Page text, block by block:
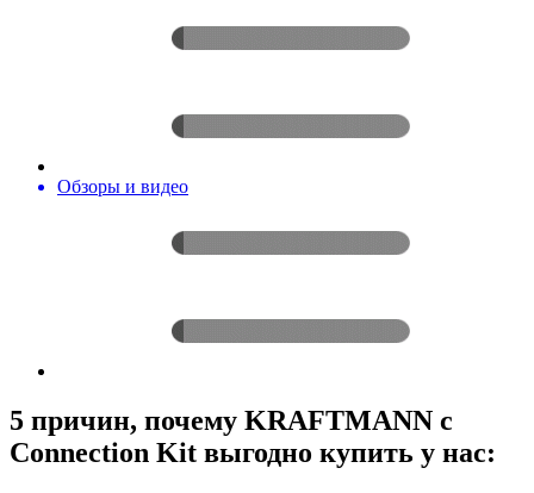
Обзоры и видео
5 причин, почему KRAFTMANN с
Connection Kit выгодно купить у нас: